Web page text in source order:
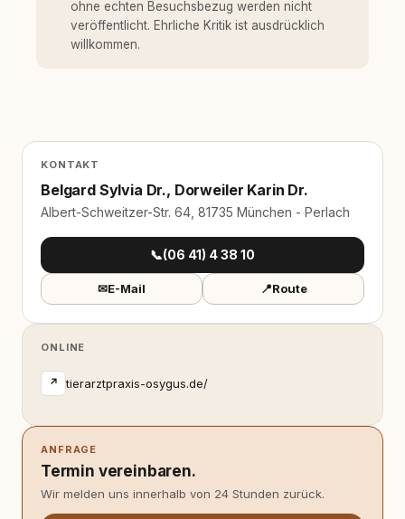
ohne echten Besuchsbezug werden nicht
veröffentlicht. Ehrliche Kritik ist ausdrücklich
willkommen.
KONTAKT
Belgard Sylvia Dr., Dorweiler Karin Dr.
Albert-Schweitzer-Str. 64, 81735 München - Perlach
📞(06 41) 4 38 10
✉E-Mail 📍Route
ONLINE
↗ tierarztpraxis-osygus.de/
ANFRAGE
Termin vereinbaren.
Wir melden uns innerhalb von 24 Stunden zurück.